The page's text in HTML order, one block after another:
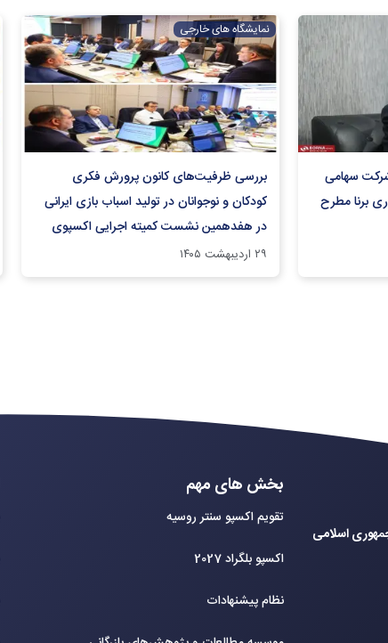
سهامی
برنا مطرح
نمایشگاه های خارجی
بررسی ظرفیت‌های کانون پرورش فکری
کودکان و نوجوانان در تولید اسباب بازی ایرانی
در هفدهمین نشست کمیته اجرایی اکسپوی
بلگراد
۲۹ اردیبهشت ۱۴۰۵
اسلامی
بخش های مهم
تقویم اکسپو سنتر روسیه
اکسپو بلگراد 2027
نظام پیشنهادات